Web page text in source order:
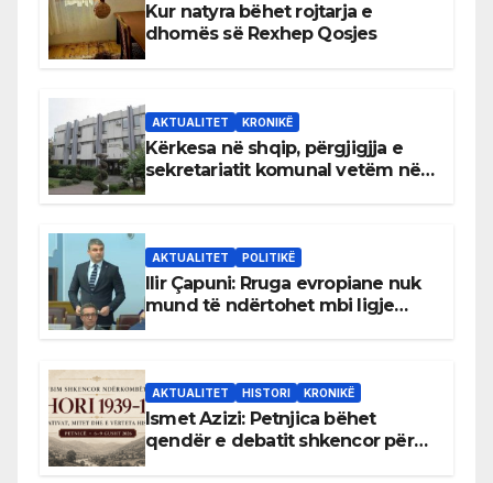
Kur natyra bëhet rojtarja e
dhomës së Rexhep Qosjes
AKTUALITET KRONIKË
Kërkesa në shqip, përgjigjja e
sekretariatit komunal vetëm në
AKTUALITET POLITIKË
Ilir Çapuni: Rruga evropiane nuk
mund të ndërtohet mbi ligje
AKTUALITET HISTORI KRONIKË
Ismet Azizi: Petnjica bëhet
qendër e debatit shkencor për